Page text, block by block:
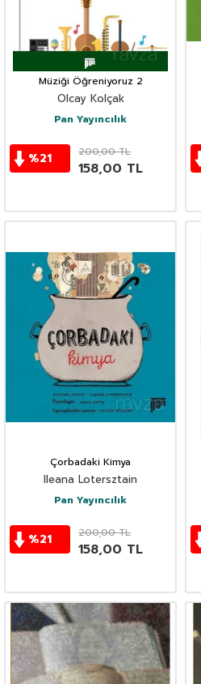
Müziği Öğreniyoruz 2
Olcay Kolçak
Pan Yayıncılık
%21 200,00TL
158,00 TL
Çorbadaki Kimya
Ileana Lotersztain
Pan Yayıncılık
%21 200,00TL
158,00 TL